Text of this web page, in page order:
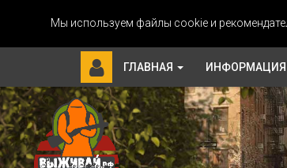
Мы используем файлы cookie и
ГЛАВНАЯ ИНФОРМАЦИЯ